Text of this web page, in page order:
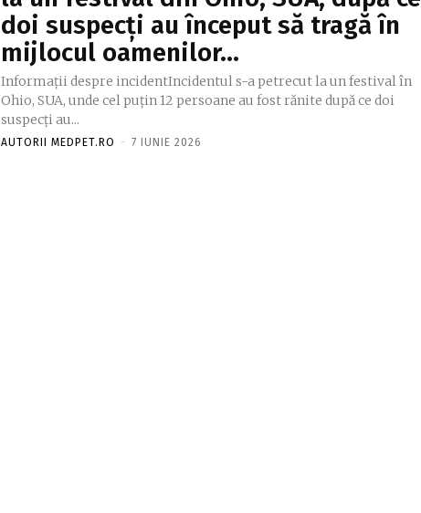
doi suspecți au început să tragă în
mijlocul oamenilor…
Informații despre incidentIncidentul s-a petrecut la un festival în
Ohio, SUA, unde cel puțin 12 persoane au fost rănite după ce doi
suspecți au...
AUTORII MEDPET.RO - 7 IUNIE 2026